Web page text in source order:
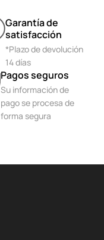
Garantía de
satisfacción
*Plazo de devolución
14 días
Pagos seguros
Su información de
pago se procesa de
forma segura